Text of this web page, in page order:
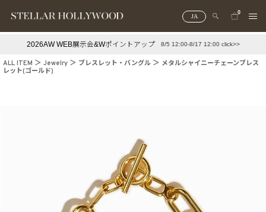
JA
0
#スタッフイチ押し（通勤パールアクセ）
2026AW WEB展示会&Wポイントアップ 8/5 12:00-8/17 12:00 click>>
ALL ITEM Jewelry ブレスレット・バングル
メタルシャイニーチェーンブレス
レット(ゴールド)